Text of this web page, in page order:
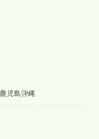
鹿児島沖縄